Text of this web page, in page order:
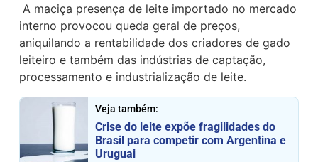
A maciça presença de leite importado no mercado
interno provocou queda geral de preços,
aniquilando a rentabilidade dos criadores de gado
leiteiro e também das indústrias de captação,
processamento e industrialização de leite.
Veja também:
Crise do leite expõe fragilidades do
Brasil para competir com Argentina e
Uruguai